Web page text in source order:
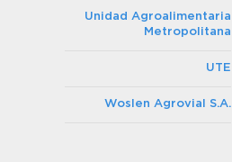
Unidad Agroalimentaria
Metropolitana
UTE
Woslen Agrovial S.A.